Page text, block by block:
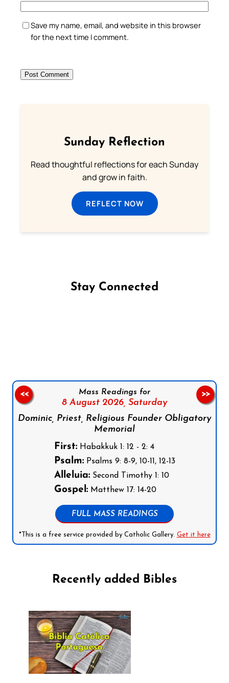
Save my name, email, and website in this browser
for the next time I comment.
Sunday Reflection
Read thoughtful reflections for each Sunday
and grow in faith.
REFLECT NOW
Stay Connected
Mass Readings for
8 August 2026, Saturday
Dominic, Priest, Religious Founder Obligatory
Memorial
First:Habakkuk 1: 12 - 2: 4
Psalm:Psalms 9: 8-9, 10-11, 12-13
Alleluia:Second Timothy 1: 10
Gospel:Matthew 17: 14-20
FULL MASS READINGS
*This is a free service provided by Catholic Gallery. Get it here
<< >>
Recently added Bibles